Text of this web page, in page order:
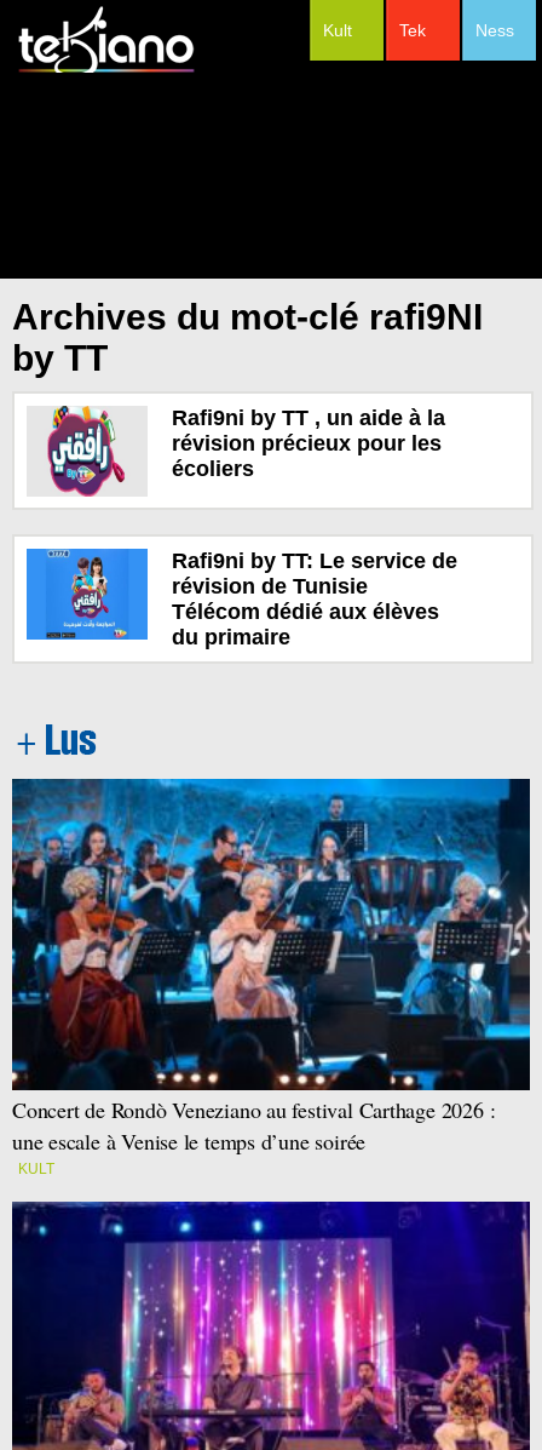
Ness
Tek
Kult
Archives du mot-clé rafi9NI
by TT
Rafi9ni by TT , un aide à la
révision précieux pour les
écoliers
Rafi9ni by TT: Le service de
révision de Tunisie
Télécom dédié aux élèves
du primaire
Concert de Rondò Veneziano au festival Carthage 2026 :
une escale à Venise le temps d’une soirée
KULT